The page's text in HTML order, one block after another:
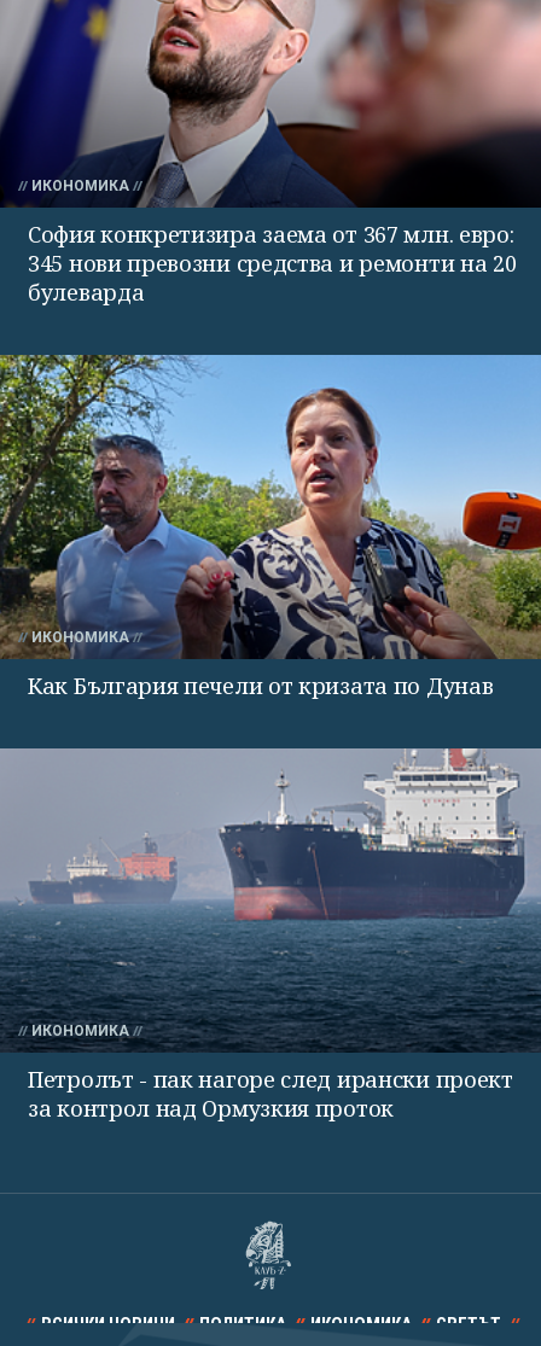
ИКОНОМИКА
София конкретизира заема от 367 млн. евро:
345 нови превозни средства и ремонти на 20
булеварда
ИКОНОМИКА
Как България печели от кризата по Дунав
ИКОНОМИКА
Петролът - пак нагоре след ирански проект
за контрол над Ормузкия проток
ВСИЧКИ НОВИНИ ПОЛИТИКА ИКОНОМИКА СВЕТЪТ